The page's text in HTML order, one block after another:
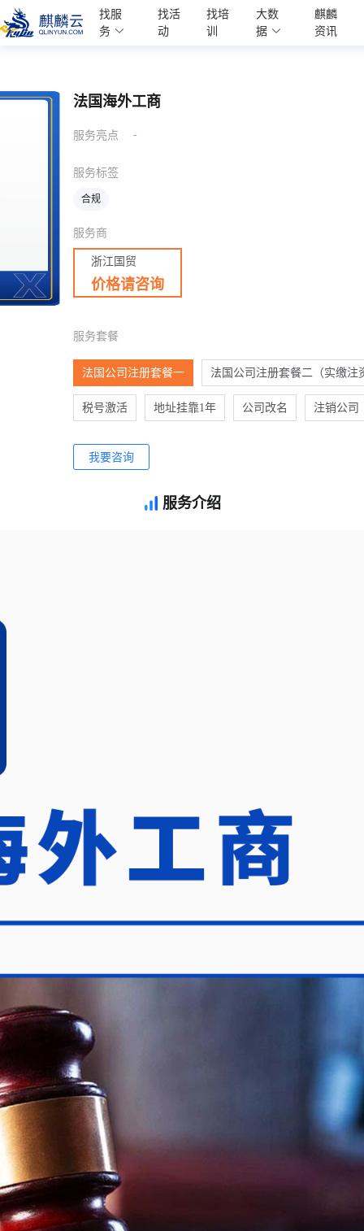
麒麟学院
Kylin Academy
找服
务
找活
动
找培
训
大数
据
麒麟
资讯
法国海外工商
服务亮点 -
服务标签
合规
服务商
浙江国贸
价格请咨询
服务套餐
法国公司注册套餐一 法国公司注册套餐二（实缴注
税号激活 地址挂靠1年 公司改名 注销公司
我要咨询
服务介绍